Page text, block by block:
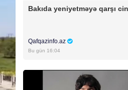
Bakıda yeniyetməyə qarşı
Qafqazinfo.az
Bu gün 16:04